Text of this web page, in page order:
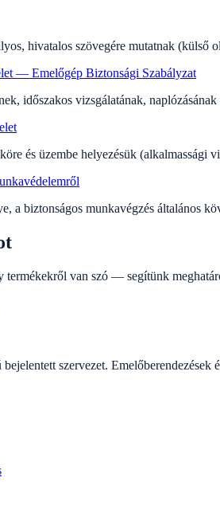
hivatalos szövegére mutatnak (külső
— Emelőgép Biztonsági Szabályzat
időszakos vizsgálatának,
és üzembe helyezésük (alkalmassági
a biztonságos munkavégzés általános
van szó — segítünk
szervezet. Emelőberendezések